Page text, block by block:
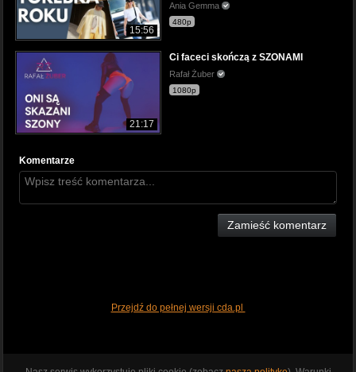
15:56
Ania Gemma
480p
21:17
Ci faceci skończą z SZONAMI
Rafał Żuber
1080p
Komentarze
Zamieść komentarz
Przejdź do pełnej wersji cda.pl